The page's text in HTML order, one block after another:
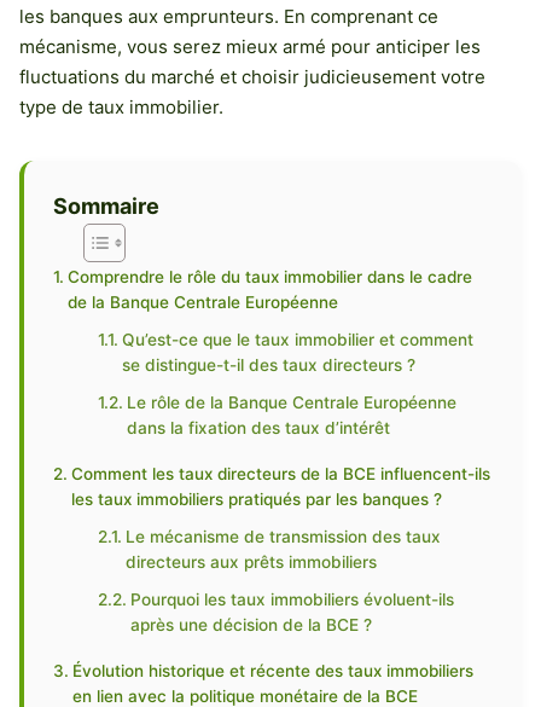
les banques aux emprunteurs. En comprenant ce
mécanisme, vous serez mieux armé pour anticiper les
fluctuations du marché et choisir judicieusement votre
type de taux immobilier.
Sommaire
Comprendre le rôle du taux immobilier dans le cadre
de la Banque Centrale Européenne
Qu’est-ce que le taux immobilier et comment
se distingue-t-il des taux directeurs ?
Le rôle de la Banque Centrale Européenne
dans la fixation des taux d’intérêt
Comment les taux directeurs de la BCE influencent-ils
les taux immobiliers pratiqués par les banques ?
Le mécanisme de transmission des taux
directeurs aux prêts immobiliers
Pourquoi les taux immobiliers évoluent-ils
après une décision de la BCE ?
Évolution historique et récente des taux immobiliers
en lien avec la politique monétaire de la BCE